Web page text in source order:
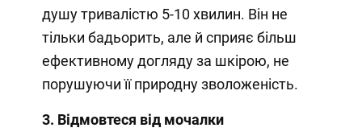
душу тривалістю 5-10 хвилин. Він не
тільки бадьорить, але й сприяє більш
ефективному догляду за шкірою, не
порушуючи її природну зволоженість.
3. Відмовтеся від мочалки